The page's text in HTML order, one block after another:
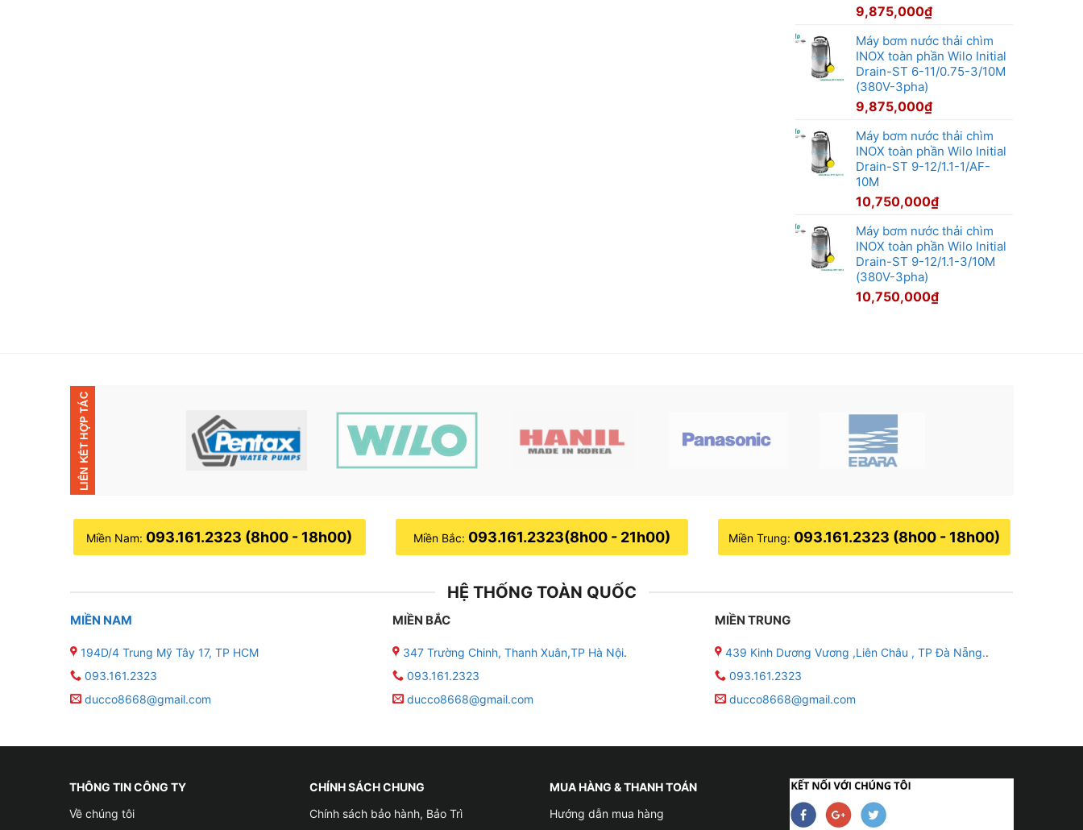
9,875,000₫
Máy bơm nước thải chìm
INOX toàn phần Wilo Initial
Drain-ST 6-11/0.75-3/10M
(380V-3pha)
9,875,000₫
Máy bơm nước thải chìm
INOX toàn phần Wilo Initial
Drain-ST 9-12/1.1-1/AF-
10M
10,750,000₫
Máy bơm nước thải chìm
INOX toàn phần Wilo Initial
Drain-ST 9-12/1.1-3/10M
(380V-3pha)
10,750,000₫
Miền Nam: 093.161.2323 (8h00 - 18h00) Miền Bắc: 093.161.2323(8h00 - 21h00) Miền Trung: 093.161.2323 (8h00 - 18h00)
HỆ THỐNG TOÀN QUỐC
MIỀN NAM
194D/4 Trung Mỹ Tây 17, TP HCM
093.161.2323
ducco8668@gmail.com
MIỀN BẮC
347 Trường Chinh, Thanh Xuân,TP Hà Nội.
093.161.2323
ducco8668@gmail.com
MIỀN TRUNG
439 Kinh Dương Vương ,Liên Châu , TP Đà Nẵng..
093.161.2323
ducco8668@gmail.com
THÔNG TIN CÔNG TY
Về chúng tôi
CHÍNH SÁCH CHUNG
Chính sách bảo hành, Bảo Trì
MUA HÀNG & THANH TOÁN
Hướng dẫn mua hàng